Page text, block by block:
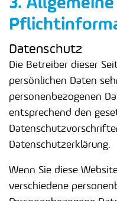
Datenschutz
Die Betreiber dieser
persönlichen Daten
personenbezogenen
entsprechend den
Datenschutzerklärung.
Wenn Sie diese
verschiedene